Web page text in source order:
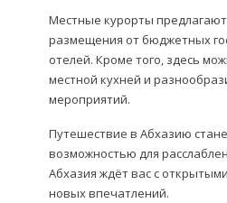
Местные курорты
размещения от бюджетных
отелей. Кроме того, здесь
местной кухней и
мероприятий.
Путешествие в Абхазию
возможностью для
Абхазия ждёт вас с
новых впечатлений.